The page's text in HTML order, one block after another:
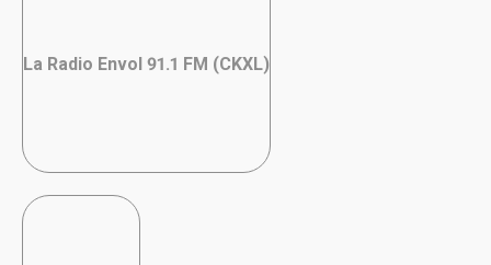
La Radio Envol 91.1 FM (CKXL)